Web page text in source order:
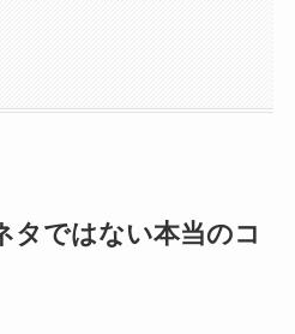
タではない本当のコ